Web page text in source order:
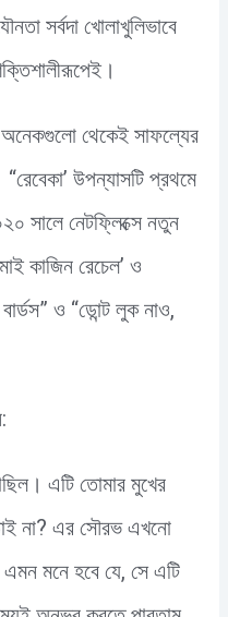
সর্বদা খোলাখুলিভাবে
অনেকগুলো থেকেই সাফল্যের
উপন্যাসটি প্রথমে
সালে নেটফ্লিক্সে নতুন
কাজিন রেচেল’ ও
ও “ডোন্ট লুক নাও,
এটি তোমার মুখের
না? এর সৌরভ এখনো
মনে হবে যে, সে এটি